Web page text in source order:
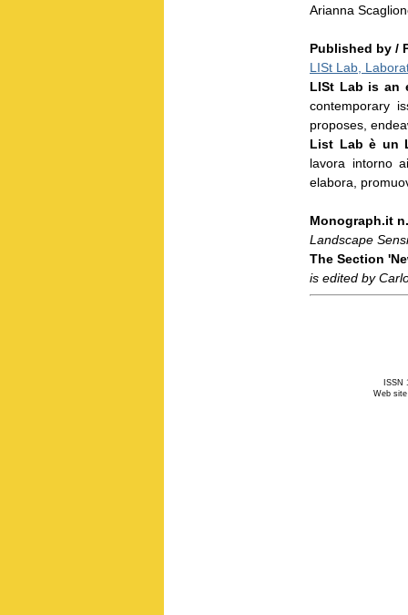
Arianna
Published by /
LISt Lab,
LISt Lab is an
contemporary
proposes,
List Lab è un
lavora intorno
elabora,
Monograph.it
Landscape
The Section
is edited by
ISSN
Web